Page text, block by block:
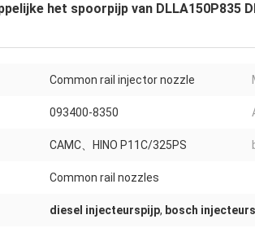
het spoorpijp van DLLA150P835
Common rail injector nozzle
093400-8350
CAMC、HINO P11C/325PS
Common rail nozzles
diesel injecteurspijp, bosch